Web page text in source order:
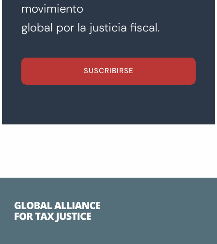
movimiento
global por la justicia fiscal.
SUSCRIBIRSE